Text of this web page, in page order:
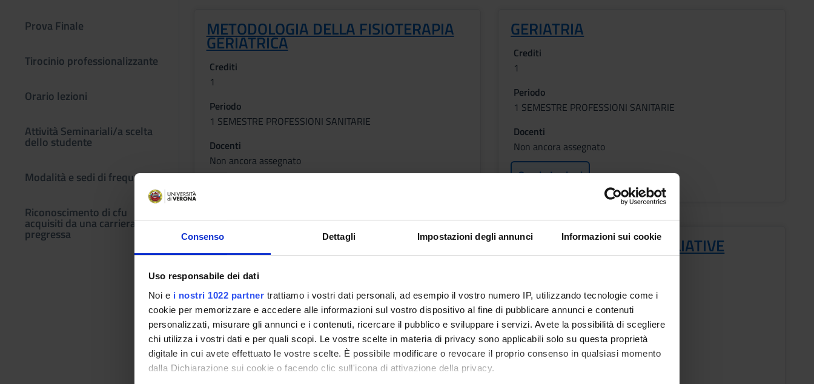
Consenso Dettagli Impostazioni degli annunci Informazioni sui cookie
Uso responsabile dei dati
Noi e i nostri 1022 partner trattiamo i vostri dati personali, ad esempio il vostro numero IP, utilizzando tecnologie come i
cookie per memorizzare e accedere alle informazioni sul vostro dispositivo al fine di pubblicare annunci e contenuti
personalizzati, misurare gli annunci e i contenuti, ricercare il pubblico e sviluppare i servizi. Avete la possibilità di scegliere
chi utilizza i vostri dati e per quali scopi. Le vostre scelte in materia di privacy sono applicabili solo su questa proprietà
digitale in cui avete effettuato le vostre scelte. È possibile modificare o revocare il proprio consenso in qualsiasi momento
dalla Dichiarazione sui cookie o facendo clic sull'icona di attivazione della privacy.
Prova Finale
Tirocinio professionalizzante
Orario lezioni
Attività Seminariali/a scelta
dello studente
Modalità e sedi di frequenza
Riconoscimento di cfu
acquisiti da una carriera
pregressa
METODOLOGIA DELLA FISIOTERAPIA
GERIATRICA
Crediti
1
Periodo
1 SEMESTRE PROFESSIONI SANITARIE
Docenti
Non ancora assegnato
GERIATRIA
Crediti
1
Periodo
1 SEMESTRE PROFESSIONI SANITARIE
Docenti
Non ancora assegnato
Orario Lezioni
METODOLOGIA DELLA FISIOTERAPIA
LINFOLOGICA E ONCOLOGICA
Crediti
1
Periodo
1 SEMESTRE PROFESSIONI SANITARIE
Docenti
ONCOLOGIA E CURE PALLIATIVE
Periodo
1 SEMESTRE PROFESSIONI SANITARIE
Docenti